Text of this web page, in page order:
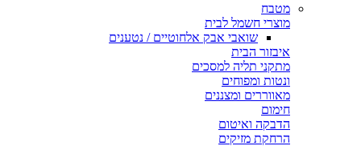
מטבח
מוצרי חשמל לבית
שואבי אבק אלחוטיים / נטענים
איבזור הבית
מתקני תליה למסכים
ונטות ומפוחים
מאווררים ומצננים
חימום
הדבקה ואיטום
הרחקת מזיקים